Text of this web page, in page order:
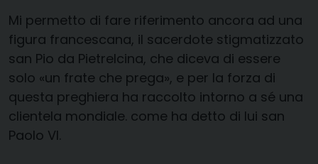
Mi permetto di fare riferimento ancora ad una
figura francescana, il sacerdote stigmatizzato
san Pio da Pietrelcina, che diceva di essere
solo «un frate che prega», e per la forza di
questa preghiera ha raccolto intorno a sé una
clientela mondiale. come ha detto di lui san
Paolo VI.